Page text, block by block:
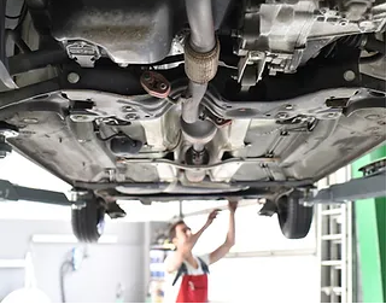
принципах - качестве, цене и сервисе - и
мы гордимся своей приверженностью этим
принципам каждый день. Мы
предоставляем первоклассный сервис
каждому клиенту и всегда готовы
удовлетворить все ваши потребности.
Свяжитесь с нами по любым вопросам.